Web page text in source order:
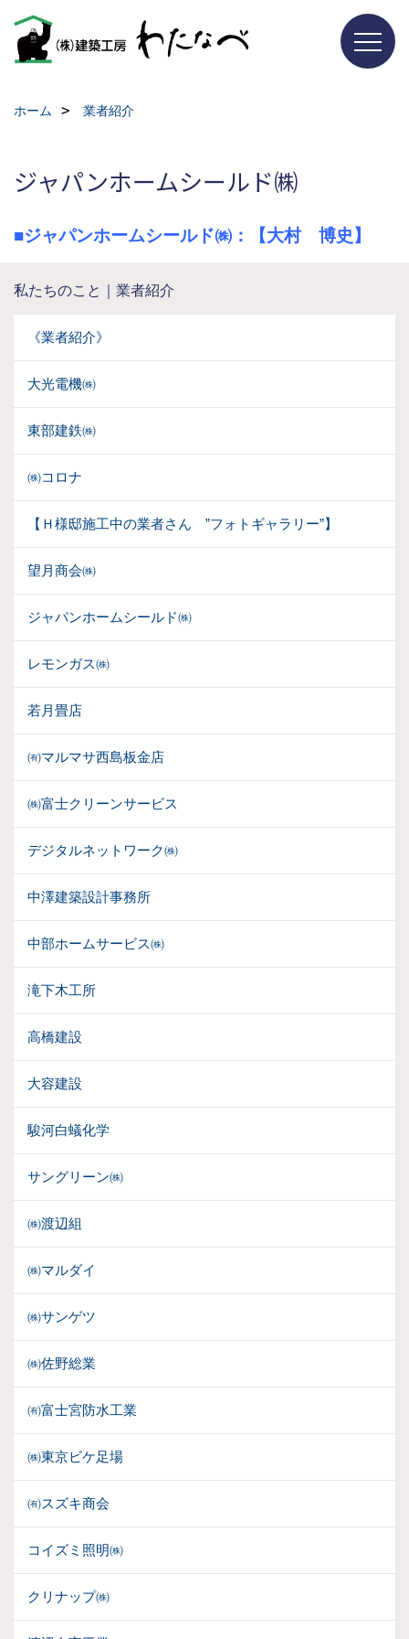
ホーム 業者紹介
ジャパンホームシールド㈱
■ジャパンホームシールド㈱：【大村 博史】
私たちのこと｜業者紹介
《業者紹介》
大光電機㈱
東部建鉄㈱
㈱コロナ
【Ｈ様邸施工中の業者さん ”フォトギャラリー”】
望月商会㈱
ジャパンホームシールド㈱
レモンガス㈱
若月畳店
㈲マルマサ西島板金店
㈱富士クリーンサービス
デジタルネットワーク㈱
中澤建築設計事務所
中部ホームサービス㈱
滝下木工所
高橋建設
大容建設
駿河白蟻化学
サングリーン㈱
㈱渡辺組
㈱マルダイ
㈱サンゲツ
㈱佐野総業
㈲富士宮防水工業
㈱東京ビケ足場
㈲スズキ商会
コイズミ照明㈱
クリナップ㈱